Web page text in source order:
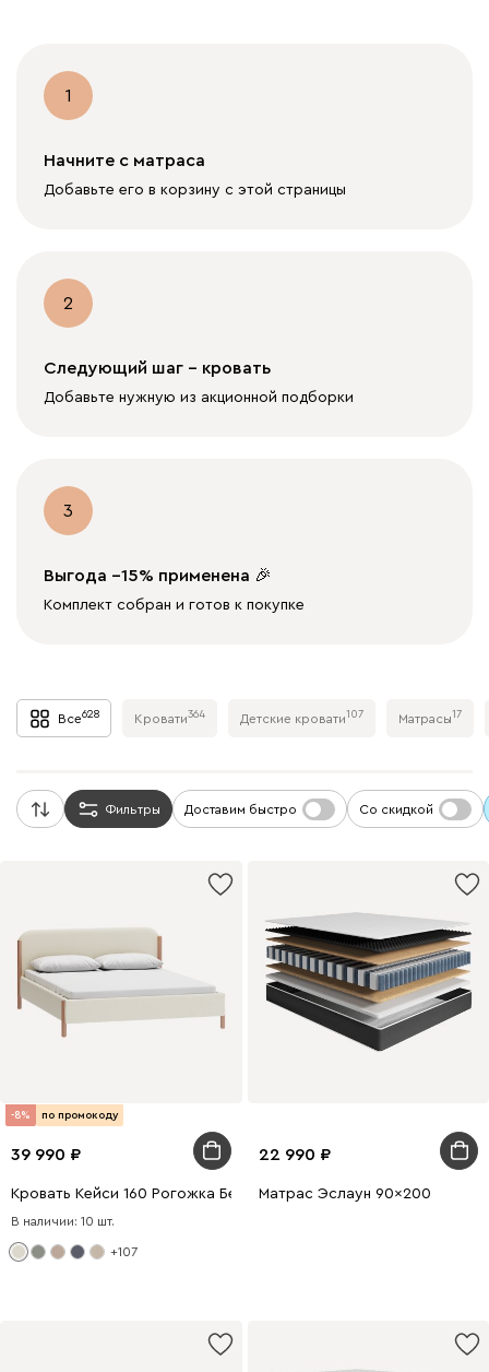
1
Начните с матраса
Добавьте его в корзину с этой страницы
2
Следующий шаг - кровать
Добавьте нужную из акционной подборки
3
Выгода −15% применена 🎉
Комплект собран и готов к покупке
Все628 Кровати364 Детские кровати 107 Матрасы 17
Фильтры Доставим быстро Со скидкой
-8% по промокоду
39 990
Кровать Кейси 160 Рогожка Белый
В наличии: 10 шт.
+107
22 990
Матрас Эслаун 90x200